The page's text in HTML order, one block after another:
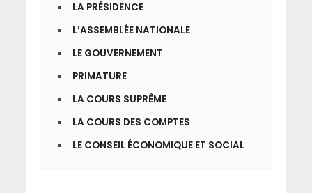
LA PRÉSIDENCE
L’ASSEMBLÉE NATIONALE
LE GOUVERNEMENT
PRIMATURE
LA COURS SUPRÊME
LA COURS DES COMPTES
LE CONSEIL ÉCONOMIQUE ET SOCIAL